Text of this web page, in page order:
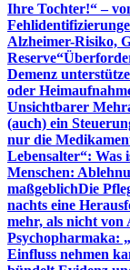
Ihre Tochter!“ –
Alzheimer-Risiko,
Reserve“
Demenz
oder
Unsichtbarer
(auch) ein
nur die
Lebensalter“: Was
Menschen:
maßgeblichDie
nachts eine
mehr, als nicht von
Psychopharmaka:
Einfluss nehmen